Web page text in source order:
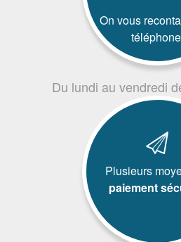
On vous
Du lundi au vendredi
Plusieurs
paiement